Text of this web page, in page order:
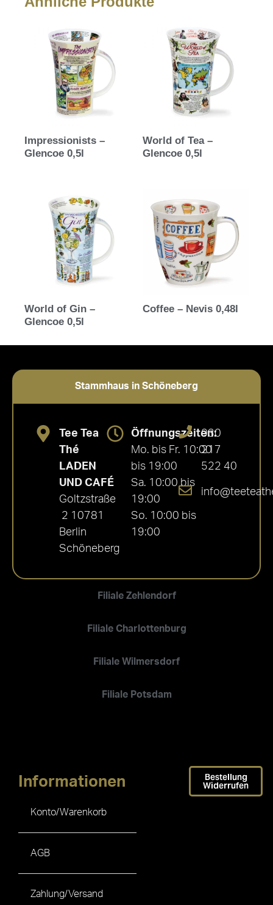
Impressionists –
Glencoe 0,5l
World of Tea –
Glencoe 0,5l
World of Gin –
Glencoe 0,5l
Coffee – Nevis 0,48l
Stammhaus in Schöneberg
Filiale Zehlendorf
Filiale Charlottenburg
Filiale Wilmersdorf
Filiale Potsdam
Tee Tea
Thé
LADEN
UND CAFÉ
Goltzstraße
2 10781
Berlin
Schöneberg
Öffnungszeiten:
Mo. bis Fr. 10:00
bis 19:00
Sa. 10:00 bis
19:00
So. 10:00 bis
19:00
030
217
522 40
Informationen
Konto/Warenkorb
AGB
Zahlung/Versand
Bestellung
Widerrufen